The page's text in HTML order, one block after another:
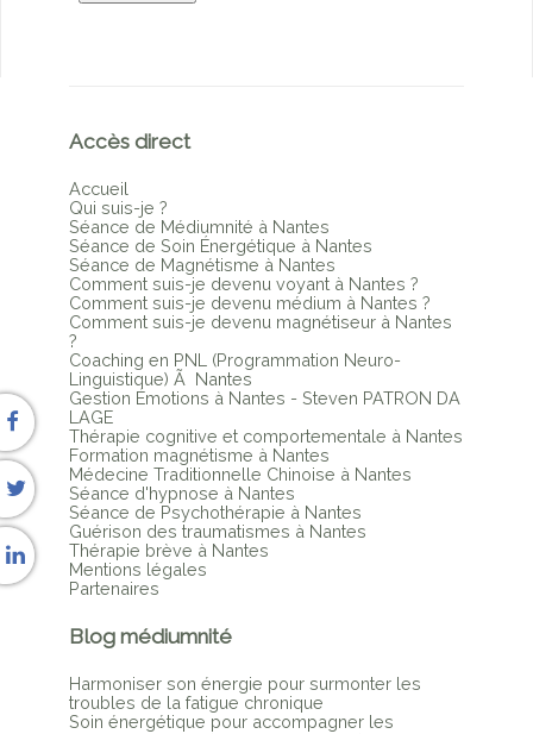
Accès direct
Accueil
Qui suis-je ?
Séance de Médiumnité à Nantes
Séance de Soin Énergétique à Nantes
Séance de Magnétisme à Nantes
Comment suis-je devenu voyant à Nantes ?
Comment suis-je devenu médium à Nantes ?
Comment suis-je devenu magnétiseur à Nantes
?
Coaching en PNL (Programmation Neuro-
Linguistique) Ã Nantes
Gestion Émotions à Nantes - Steven PATRON DA
LAGE
Thérapie cognitive et comportementale à Nantes
Formation magnétisme à Nantes
Médecine Traditionnelle Chinoise à Nantes
Séance d'hypnose à Nantes
Séance de Psychothérapie à Nantes
Guérison des traumatismes à Nantes
Thérapie brève à Nantes
Mentions légales
Partenaires
Blog médiumnité
Harmoniser son énergie pour surmonter les
troubles de la fatigue chronique
Soin énergétique pour accompagner les